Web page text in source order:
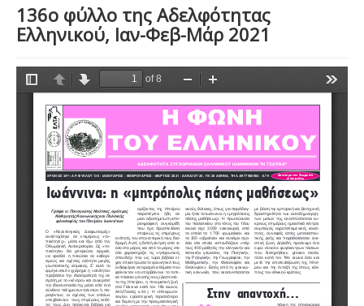
136ο φύλλο της Αδελφότητας
Ελληνικού, Ιαν-Φεβ-Μάρ 2021